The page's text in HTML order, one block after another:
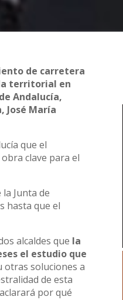
de carretera
territorial en
Andalucía,
José María
que el
clave para el
Junta de
hasta que el
alcaldes que la
el estudio que
otras soluciones a
de esta
por qué